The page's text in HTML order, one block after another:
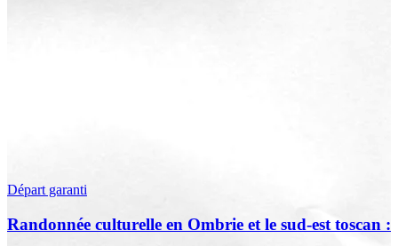
Départ garanti
Randonnée culturelle en Ombrie et le sud-est toscan :